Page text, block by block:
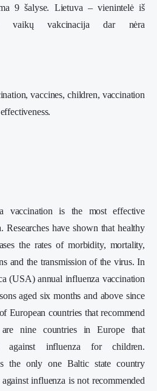
9 šalyse. Lietuva – vienintelė iš
vaikų vakcinacija dar nėra
vaccines, children, vaccination
vaccination is the most effective
Researches have shown that healthy
the rates of morbidity, mortality,
and the transmission of the virus. In
(USA) annual influenza vaccination
aged six months and above since
European countries that recommend
nine countries in Europe that
against influenza for children.
the only one Baltic state country
influenza is not recommended